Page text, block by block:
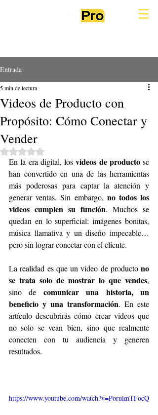
Entrada
Videos de Producto con
Propósito: Cómo Conectar y
Vender
5 min de lectura
Obtuvo NaN de 5 estrellas.
En la era digital, los videos de producto se
han convertido en una de las herramientas
más poderosas para captar la atención y
generar ventas. Sin embargo, no todos los
videos cumplen su función. Muchos se
quedan en lo superficial: imágenes bonitas,
música llamativa y un diseño impecable…
pero sin lograr conectar con el cliente.
La realidad es que un video de producto no
se trata solo de mostrar lo que vendes,
sino de comunicar una historia, un
beneficio y una transformación. En este
artículo descubrirás cómo crear videos que
no solo se vean bien, sino que realmente
conecten con tu audiencia y generen
resultados.
https://www.youtube.com/watch?v=PoruimTFocQ